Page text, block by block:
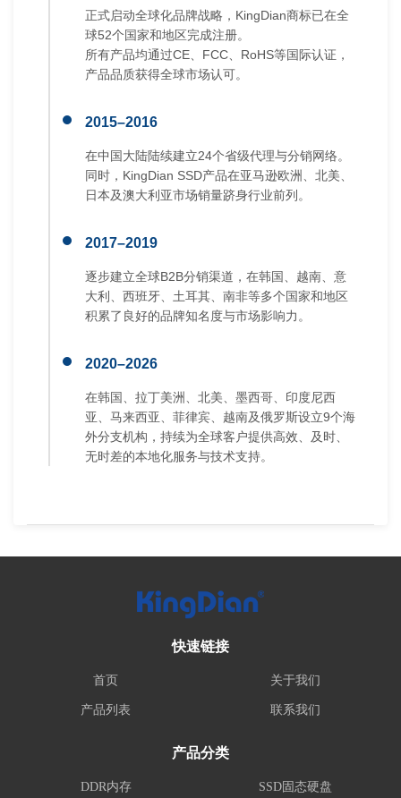
正式启动全球化品牌战略，KingDian商标已在全
球52个国家和地区完成注册。
所有产品均通过CE、FCC、RoHS等国际认证，
产品品质获得全球市场认可。
2015–2016
在中国大陆陆续建立24个省级代理与分销网络。
同时，KingDian SSD产品在亚马逊欧洲、北美、
日本及澳大利亚市场销量跻身行业前列。
2017–2019
逐步建立全球B2B分销渠道，在韩国、越南、意
大利、西班牙、土耳其、南非等多个国家和地区
积累了良好的品牌知名度与市场影响力。
2020–2026
在韩国、拉丁美洲、北美、墨西哥、印度尼西
亚、马来西亚、菲律宾、越南及俄罗斯设立9个海
外分支机构，持续为全球客户提供高效、及时、
无时差的本地化服务与技术支持。
快速链接
首页 关于我们
产品列表 联系我们
产品分类
DDR内存 SSD固态硬盘